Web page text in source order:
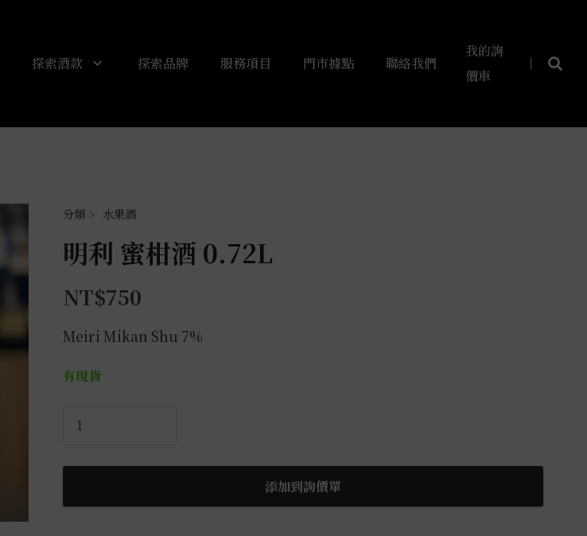
探索酒款 探索品牌 服務項目 門市據點 聯絡我們
我的詢
價車
水果酒
明利 蜜柑酒 0.72L
NT$750
Meiri Mikan Shu 7%
有現貨
添加到詢價單